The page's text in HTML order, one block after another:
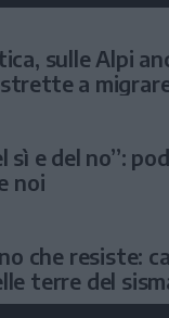
sulle Alpi
a
sì e del no”:
noi
che resiste:
terre del